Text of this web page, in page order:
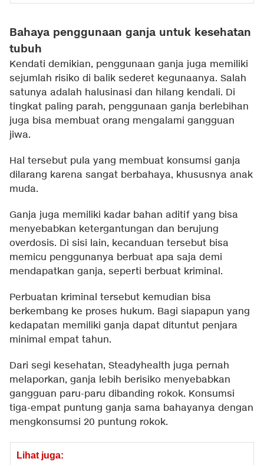
Bahaya penggunaan ganja untuk kesehatan
tubuh
Kendati demikian, penggunaan ganja juga memiliki
sejumlah risiko di balik sederet kegunaanya. Salah
satunya adalah halusinasi dan hilang kendali. Di
tingkat paling parah, penggunaan ganja berlebihan
juga bisa membuat orang mengalami gangguan
jiwa.
Hal tersebut pula yang membuat konsumsi ganja
dilarang karena sangat berbahaya, khususnya anak
muda.
Ganja juga memiliki kadar bahan aditif yang bisa
menyebabkan ketergantungan dan berujung
overdosis. Di sisi lain, kecanduan tersebut bisa
memicu penggunanya berbuat apa saja demi
mendapatkan ganja, seperti berbuat kriminal.
Perbuatan kriminal tersebut kemudian bisa
berkembang ke proses hukum. Bagi siapapun yang
kedapatan memiliki ganja dapat dituntut penjara
minimal empat tahun.
Dari segi kesehatan, Steadyhealth juga pernah
melaporkan, ganja lebih berisiko menyebabkan
gangguan paru-paru dibanding rokok. Konsumsi
tiga-empat puntung ganja sama bahayanya dengan
mengkonsumsi 20 puntung rokok.
Lihat juga: